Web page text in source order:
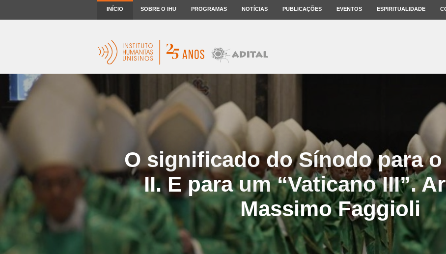
INÍCIO SOBRE O IHU PROGRAMAS NOTÍCIAS PUBLICAÇÕES EVENTOS ESPIRITUALIDADE
O significado do Sínodo para
II. E para um “Vaticano III”.
Massimo Faggioli